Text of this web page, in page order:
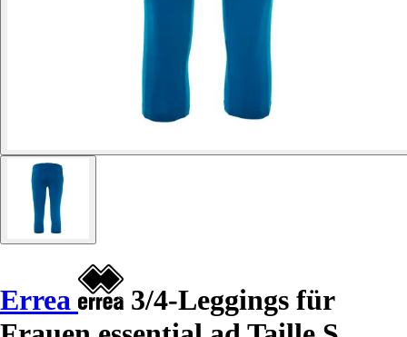
Errea
3/4-Leggings für